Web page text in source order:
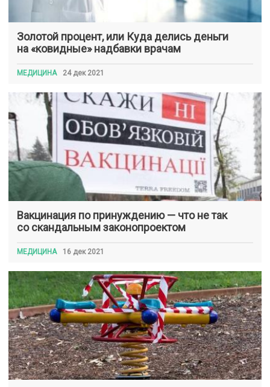
Золотой процент, или Куда делись деньги
на «ковидные» надбавки врачам
МЕДИЦИНА 24 дек 2021
Вакцинация по принуждению — что не так
со скандальным законопроектом
МЕДИЦИНА 16 дек 2021